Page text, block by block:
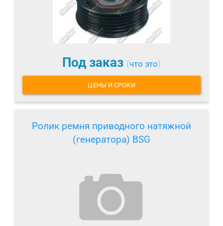
Под заказ (что это)
ЦЕНЫ И СРОКИ
Ролик ремня приводного натяжной
(генератора) BSG